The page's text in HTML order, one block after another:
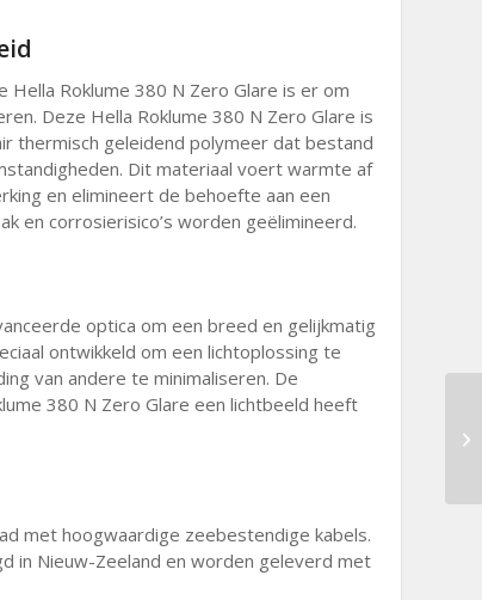
Roklume 380 N Zero Glare is er om
Deze Hella Roklume 380 N Zero Glare is
thermisch geleidend polymeer dat bestand
Dit materiaal voert warmte af
en elimineert de behoefte aan een
en corrosierisico’s worden geëlimineerd.
optica om een ​​breed en gelijkmatig
ontwikkeld om een licht​​oplossing te
van andere te minimaliseren. De
380 N Zero Glare een lichtbeeld heeft
met hoogwaardige zeebestendige kabels.
in Nieuw-Zeeland en worden geleverd met